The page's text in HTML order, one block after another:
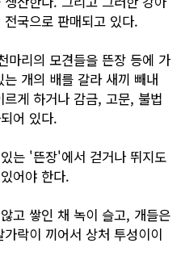
국으로 판매되고 있다.
마리의 모견들을 뜬장 등에 가
개의 배를 갈라 새끼 빼내
게 하거나 감금, 고문, 불법
어 있다.
는 '뜬장'에서 걷거나 뛰지도
어야 한다.
고 쌓인 채 녹이 슬고, 개들은
락이 끼어서 상처 투성이이